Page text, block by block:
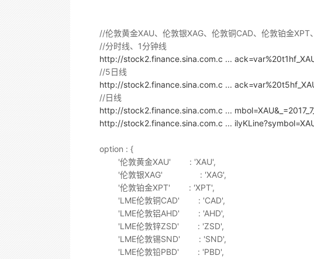
//伦敦黄金XAU、伦敦银XAG、伦敦铜CAD、伦敦铂金XPT
//分时线、1分钟线
http://stock2.finance.sina.com.c ...
//5日线
http://stock2.finance.sina.com.c ...
//日线
http://stock2.finance.sina.com.c ...
http://stock2.finance.sina.com.c ...
option : {
'伦敦黄金XAU' : 'XAU',
'伦敦银XAG' : 'XAG',
'伦敦铂金XPT' : 'XPT',
'LME伦敦铜CAD' : 'CAD',
'LME伦敦铝AHD' : 'AHD',
'LME伦敦锌ZSD' : 'ZSD',
'LME伦敦锡SND' : 'SND',
'LME伦敦铅PBD' : 'PBD',